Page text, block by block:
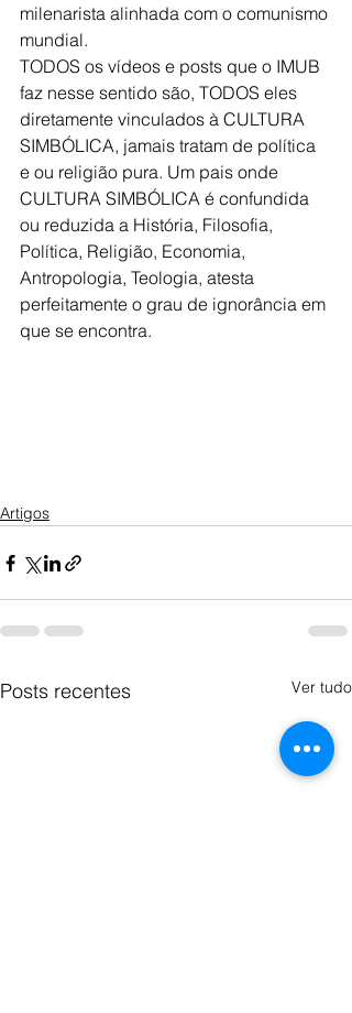
milenarista alinhada com o comunismo
mundial.
TODOS os vídeos e posts que o IMUB
faz nesse sentido são, TODOS eles
diretamente vinculados à CULTURA
SIMBÓLICA, jamais tratam de política
e ou religião pura. Um pais onde
CULTURA SIMBÓLICA é confundida
ou reduzida a História, Filosofia,
Política, Religião, Economia,
Antropologia, Teologia, atesta
perfeitamente o grau de ignorância em
que se encontra.
Artigos
Posts recentes Ver tudo